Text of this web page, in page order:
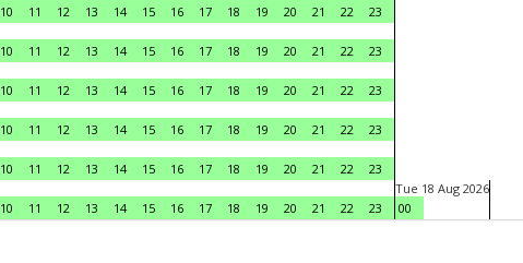
10 11 12 13 14 15 16 17 18 19 20 21 22
23
10 11 12 13 14 15 16 17 18 19 20 21 22
23
10 11 12 13 14 15 16 17 18 19 20 21 22
23
10 11 12 13 14 15 16 17 18 19 20 21 22
23
10 11 12 13 14 15 16 17 18 19 20 21 22
23
10 11 12 13 14 15 16 17 18 19 20 21 22 23
Tue 18 Aug 2026
00